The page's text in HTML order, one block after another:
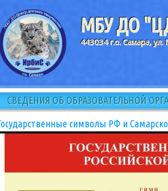
МБУ ДО
443034 г.о. Самара, ул.
СВЕДЕНИЯ ОБ ОБРАЗОВАТЕЛЬНОЙ
символы РФ и